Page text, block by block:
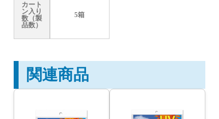
カート
ン入り
数（製
品数）
5箱
関連商品